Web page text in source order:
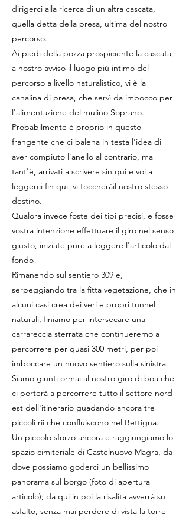
dirigerci alla ricerca di un altra cascata,
quella detta della presa, ultima del nostro
percorso.
Ai piedi della pozza prospiciente la cascata,
a nostro avviso il luogo più intimo del
percorso a livello naturalistico, vi è la
canalina di presa, che servì da imbocco per
l'alimentazione del mulino Soprano.
Probabilmente è proprio in questo
frangente che ci balena in testa l'idea di
aver compiuto l'anello al contrario, ma
tant'è, arrivati a scrivere sin qui e voi a
leggerci fin qui, vi toccheràil nostro stesso
destino.
Qualora invece foste dei tipi precisi, e fosse
vostra intenzione effettuare il giro nel senso
giusto, iniziate pure a leggere l'articolo dal
fondo!
Rimanendo sul sentiero 309 e,
serpeggiando tra la fitta vegetazione, che in
alcuni casi crea dei veri e propri tunnel
naturali, finiamo per intersecare una
carrareccia sterrata che continueremo a
percorrere per quasi 300 metri, per poi
imboccare un nuovo sentiero sulla sinistra.
Siamo giunti ormai al nostro giro di boa che
ci porterà a percorrere tutto il settore nord
est dell'itinerario guadando ancora tre
piccoli rii che confluiscono nel Bettigna.
Un piccolo sforzo ancora e raggiungiamo lo
spazio cimiteriale di Castelnuovo Magra, da
dove possiamo goderci un bellissimo
panorama sul borgo (foto di apertura
articolo); da qui in poi la risalita avverrà su
asfalto, senza mai perdere di vista la torre